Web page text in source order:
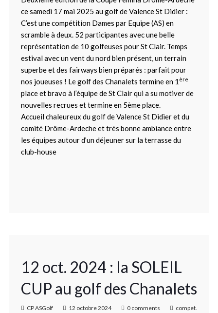
ce samedi 17 mai 2025 au golf de Valence St Didier :
C’est une compétition Dames par Equipe (AS) en
scramble à deux. 52 participantes avec une belle
représentation de 10 golfeuses pour St Clair. Temps
estival avec un vent du nord bien présent, un terrain
superbe et des fairways bien préparés : parfait pour
nos joueuses ! Le golf des Chanalets termine en 1 ère
place et bravo à l’équipe de St Clair qui a su motiver de
nouvelles recrues et termine en 5ème place.
Accueil chaleureux du golf de Valence St Didier et du
comité Drôme-Ardeche et très bonne ambiance entre
les équipes autour d’un déjeuner sur la terrasse du
club-house
12 oct. 2024 : la SOLEIL
CUP au golf des Chanalets
CP ASGolf 12 octobre 2024 0 comments
compet.